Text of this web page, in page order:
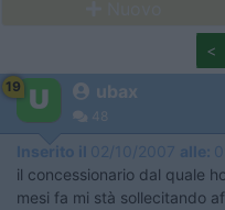
<
19 ubax
48
Inserito il 02/10/2007 alle:
il concessionario dal quale
mesi fa mi stà sollecitando